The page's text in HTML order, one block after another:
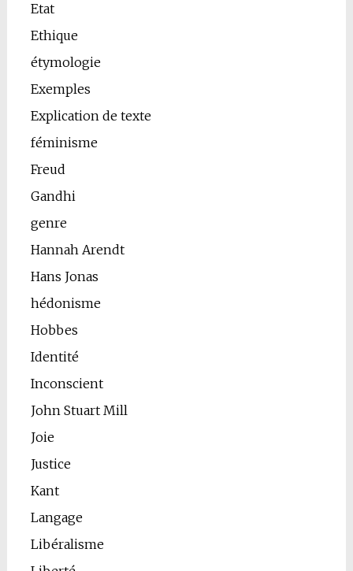
Etat
Ethique
étymologie
Exemples
Explication de texte
féminisme
Freud
Gandhi
genre
Hannah Arendt
Hans Jonas
hédonisme
Hobbes
Identité
Inconscient
John Stuart Mill
Joie
Justice
Kant
Langage
Libéralisme